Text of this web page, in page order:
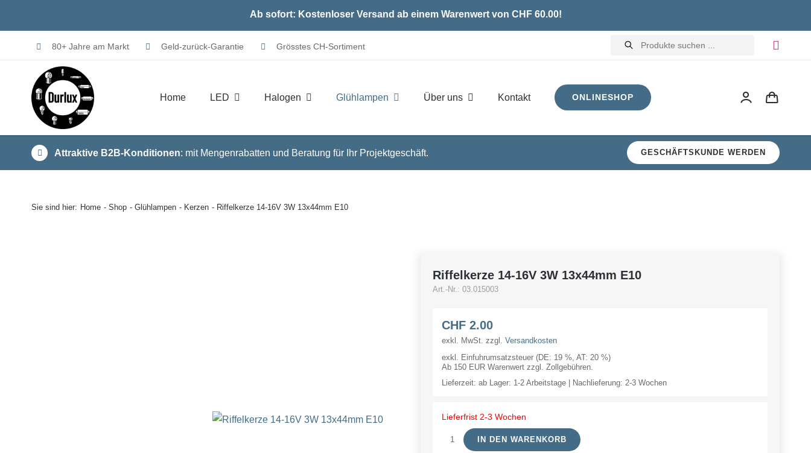
Ab sofort: Kostenloser Versand ab einem Warenwert von CHF 60.00!
80+ Jahre am Markt Geld-zurück-Garantie Grösstes CH-Sortiment
Products
search
Home LED Halogen Glühlampen Über uns Kontakt ONLINESHOP
Attraktive B2B-Konditionen: mit Mengenrabatten und Beratung für Ihr Projektgeschäft. GESCHÄFTSKUNDE WERDEN
Sie sind hier: Home Shop Glühlampen Kerzen Riffelkerze 14-16V 3W 13x44mm E10
Riffelkerze 14-16V 3W 13x44mm E10
Art.-Nr.: 03.015003
CHF2.00
exkl. MwSt. zzgl. Versandkosten
exkl. Einfuhrumsatzsteuer (DE: 19 %, AT: 20 %)
Ab 150 EUR Warenwert zzgl. Zollgebühren.
Lieferzeit: ab Lager: 1-2 Arbeitstage | Nachlieferung: 2-3 Wochen
Lieferfrist 2-3 Wochen
Riffelkerze
IN DEN WARENKORB